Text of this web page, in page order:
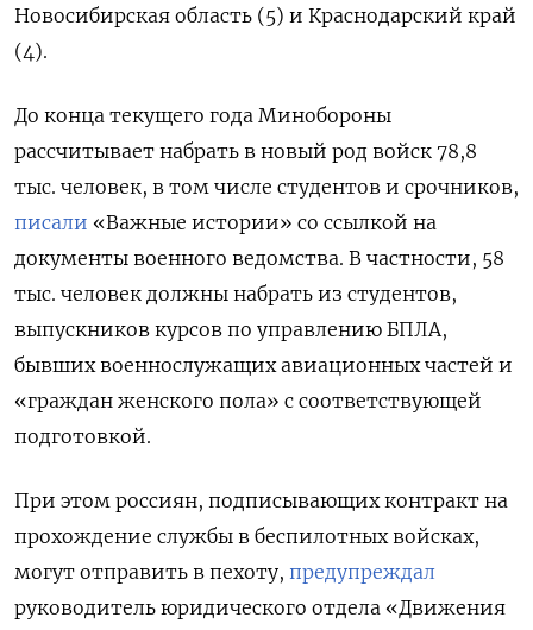
Новосибирская область (5) и Краснодарский край
(4).
До конца текущего года Минобороны
рассчитывает набрать в новый род войск 78,8
тыс. человек, в том числе студентов и срочников,
писали «Важные истории» со ссылкой на
документы военного ведомства. В частности, 58
тыс. человек должны набрать из студентов,
выпускников курсов по управлению БПЛА,
бывших военнослужащих авиационных частей и
«граждан женского пола» с соответствующей
подготовкой.
При этом россиян, подписывающих контракт на
прохождение службы в беспилотных войсках,
могут отправить в пехоту, предупреждал
руководитель юридического отдела «Движения